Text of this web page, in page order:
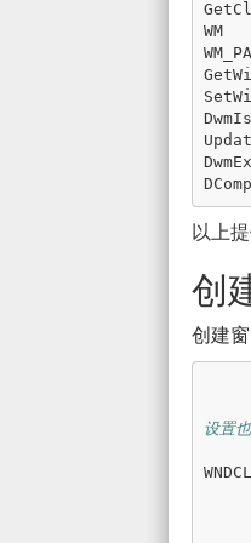
WM
以上
创
创建
设置